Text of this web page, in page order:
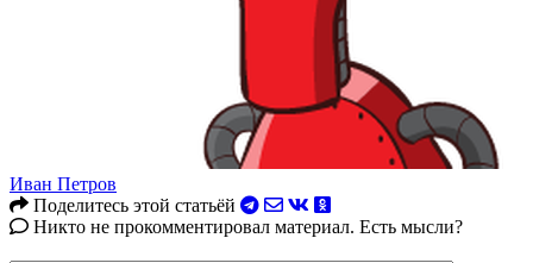
Иван Петров
Поделитесь этой статьёй
Никто не прокомментировал материал. Есть мысли?